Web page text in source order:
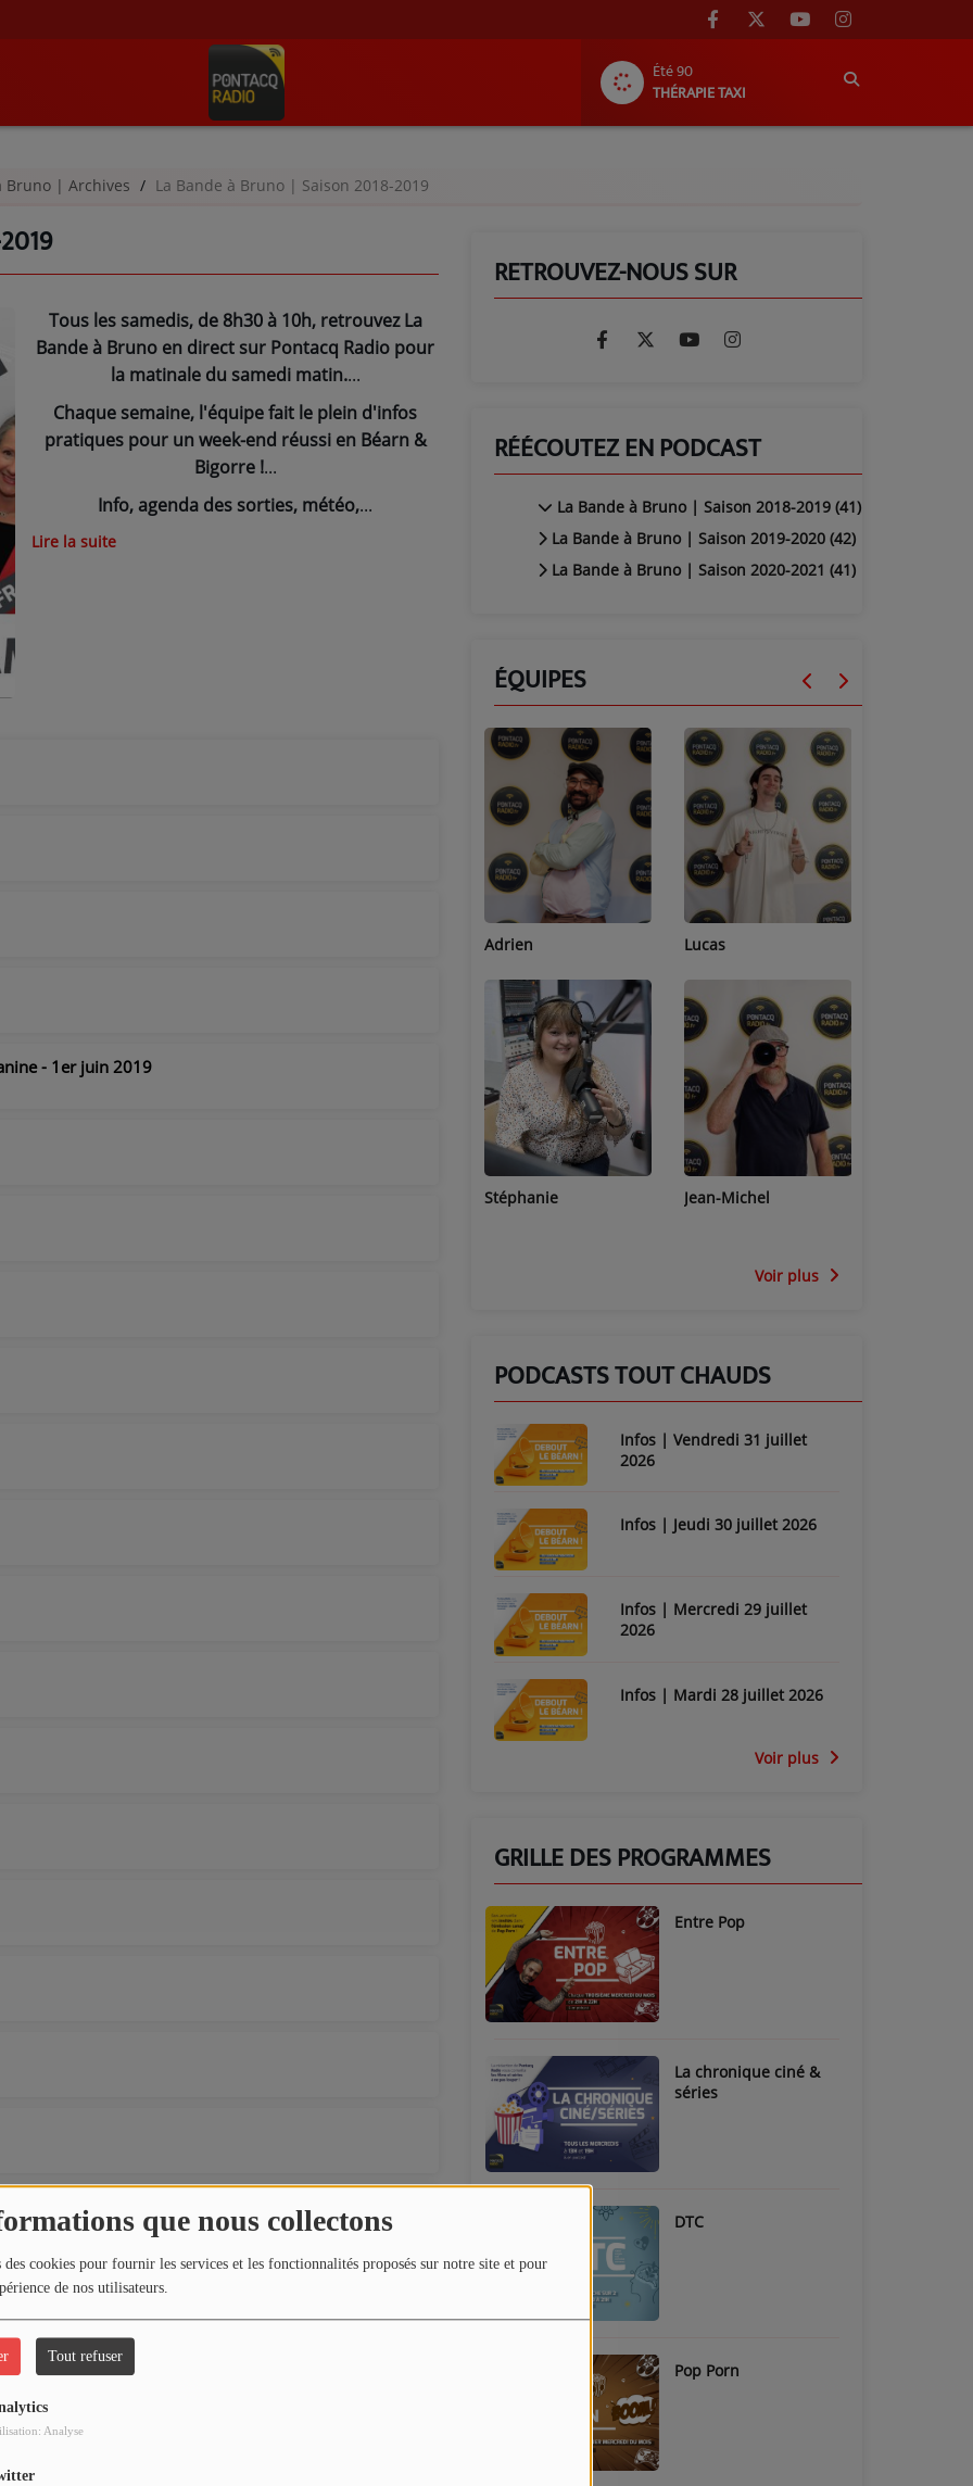
que nous collectons
cookies pour fournir les services et les fonctionnalités proposés sur notre site et pour
de nos utilisateurs.
Tout refuser
Analyse
Été 90
THÉRAPIE TAXI
Bruno | Archives La Bande à Bruno | Saison 2018-2019
Tous les samedis, de 8h30 à 10h, retrouvez La
Bande à Bruno en direct sur Pontacq Radio pour
la matinale du samedi matin.
Chaque semaine, l'équipe fait le plein d'infos
pratiques pour un week-end réussi en Béarn &
Bigorre !
Info, agenda des sorties, météo,
Lire la suite
- 1er juin 2019
RETROUVEZ-NOUS SUR
RÉÉCOUTEZ EN PODCAST
La Bande à Bruno | Saison 2018-2019 (41)
La Bande à Bruno | Saison 2019-2020 (42)
La Bande à Bruno | Saison 2020-2021 (41)
ÉQUIPES
Adrien
Stéphanie
Lucas
Jean-Michel
Voir plus
PODCASTS TOUT CHAUDS
Infos | Vendredi 31 juillet
2026
Infos | Jeudi 30 juillet 2026
Infos | Mercredi 29 juillet
2026
Infos | Mardi 28 juillet 2026
Voir plus
GRILLE DES PROGRAMMES
Entre Pop
La chronique ciné &
séries
DTC
Pop Porn